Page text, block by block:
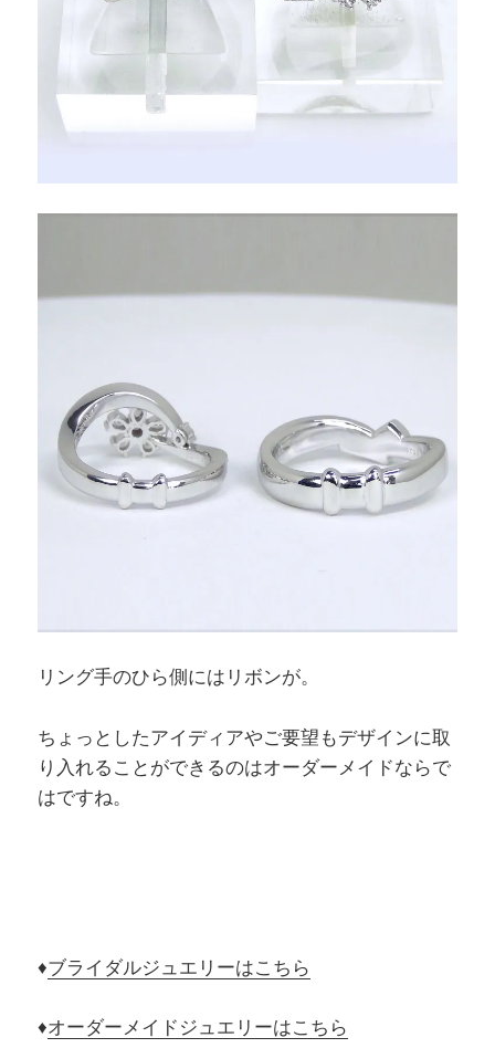
リング手のひら側にはリボンが。
ちょっとしたアイディアやご要望もデザインに取
り入れることができるのはオーダーメイドならで
はですね。
♦ブライダルジュエリーはこちら
♦オーダーメイドジュエリーはこちら